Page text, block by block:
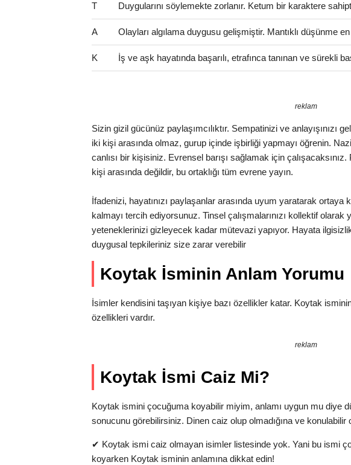
T Duygularını söylemekte zorlanır. Ketum bir karaktere
A Olayları algılama duygusu gelişmiştir. Mantıklı düşünme
K İş ve aşk hayatında başarılı, etrafınca tanınan ve sürekli
reklam
Sizin gizil gücünüz paylaşımcılıktır. Sempatinizi ve anlayışınızı
iki kişi arasında olmaz, gurup içinde işbirliği yapmayı öğrenin.
canlısı bir kişisiniz. Evrensel barışı sağlamak için
kişi arasında değildir, bu ortaklığı tüm evrene yayın.
İfadenizi, hayatınızı paylaşanlar arasında uyum yaratarak ortaya
kalmayı tercih ediyorsunuz. Tinsel çalışmalarınızı kollektif olarak
yeteneklerinizi gizleyecek kadar mütevazi yapıyor. Hayata
duygusal tepkileriniz size zarar verebilir
Koytak İsminin Anlam Yorumu
İsimler kendisini taşıyan kişiye bazı özellikler katar. Koytak
özellikleri vardır.
reklam
Koytak İsmi Caiz Mi?
Koytak ismini çocuğuma koyabilir miyim, anlamı uygun mu diye
sonucunu görebilirsiniz. Dinen caiz olup olmadığına ve konulabilir
✔ Koytak ismi caiz olmayan isimler listesinde yok. Yani bu ismi
koyarken Koytak isminin anlamına dikkat edin!